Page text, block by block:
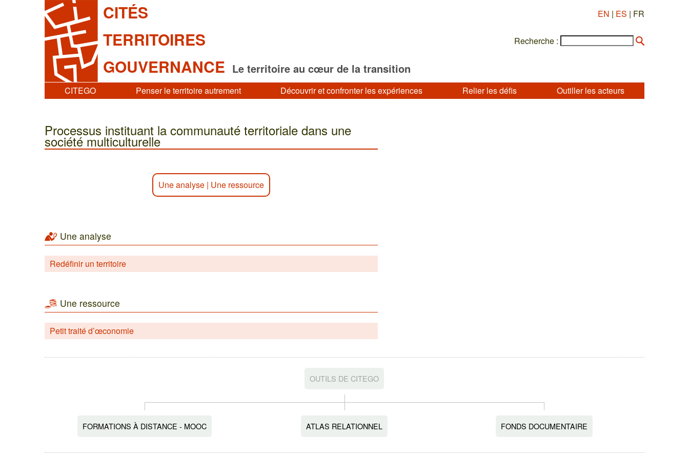
CITÉS
TERRITOIRES
GOUVERNANCE Le territoire au cœur de la transition
EN | ES | FR
Recherche :
CITEGO Penser le territoire autrement Découvrir et confronter les expériences Relier les défis Outiller les acteurs
Processus instituant la communauté territoriale dans une
société multiculturelle
Une analyse | Une ressource
Une analyse
Redéfinir un territoire
Une ressource
Petit traité d’œconomie
OUTILS DE CITEGO
FORMATIONS À DISTANCE - MOOC ATLAS RELATIONNEL FONDS DOCUMENTAIRE